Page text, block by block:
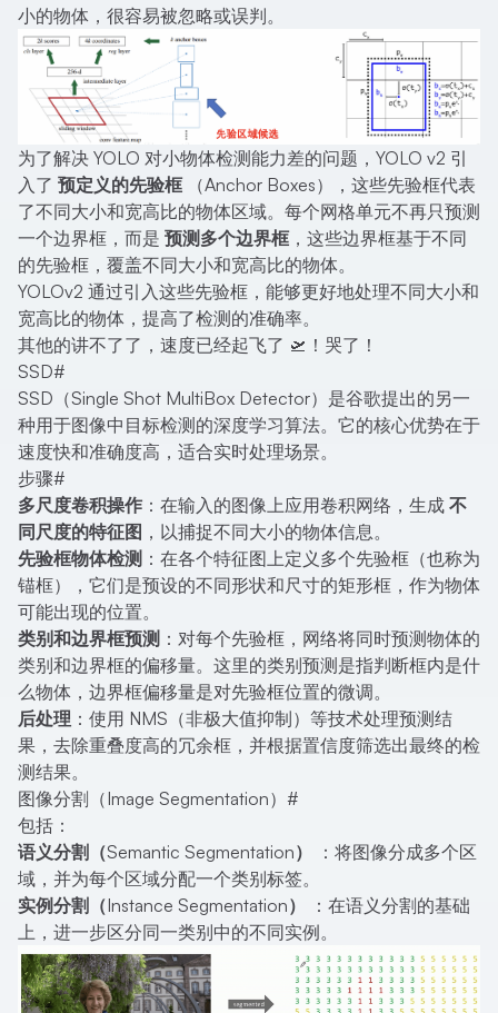
小的物体，很容易被忽略或误判。
为了解决 YOLO 对小物体检测能力差的问题，YOLO v2 引
入了 预定义的先验框（Anchor Boxes），这些先验框代表
了不同大小和宽高比的物体区域。每个网格单元不再只预测
一个边界框，而是 预测多个边界框，这些边界框基于不同
的先验框，覆盖不同大小和宽高比的物体。
YOLOv2 通过引入这些先验框，能够更好地处理不同大小和
宽高比的物体，提高了检测的准确率。
其他的讲不了了，速度已经起飞了 🛫！哭了！
SSD#
SSD（Single Shot MultiBox Detector）是谷歌提出的另一
种用于图像中目标检测的深度学习算法。它的核心优势在于
速度快和准确度高，适合实时处理场景。
步骤#
多尺度卷积操作 ：在输入的图像上应用卷积网络，生成 不
同尺度的特征图 ，以捕捉不同大小的物体信息。
先验框物体检测 ：在各个特征图上定义多个先验框（也称为
锚框），它们是预设的不同形状和尺寸的矩形框，作为物体
可能出现的位置。
类别和边界框预测 ：对每个先验框，网络将同时预测物体的
类别和边界框的偏移量。这里的类别预测是指判断框内是什
么物体，边界框偏移量是对先验框位置的微调。
后处理 ：使用 NMS（非极大值抑制）等技术处理预测结
果，去除重叠度高的冗余框，并根据置信度筛选出最终的检
测结果。
图像分割（Image Segmentation） #
包括：
语义分割（Semantic Segmentation）
：将图像分成多个区
域，并为每个区域分配一个类别标签。
实例分割（Instance Segmentation）
：在语义分割的基础
上，进一步区分同一类别中的不同实例。